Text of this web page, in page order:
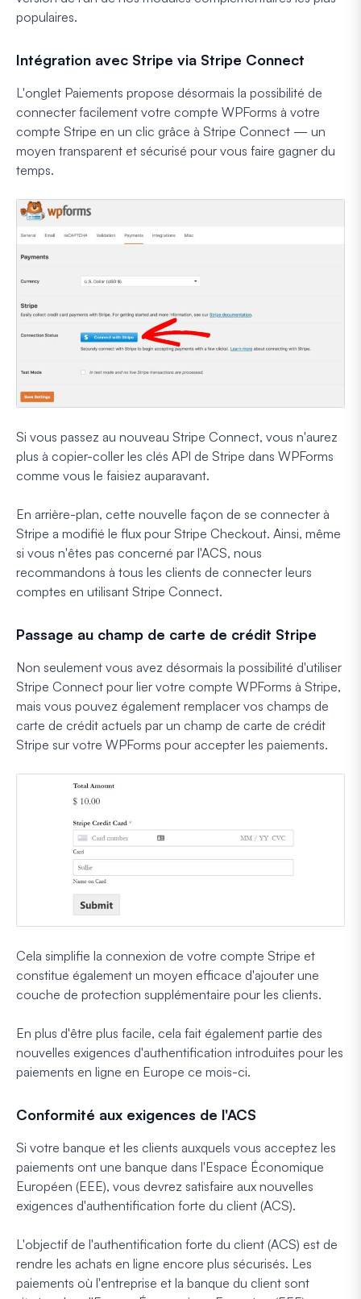
populaires.
Intégration avec Stripe via Stripe Connect
L'onglet Paiements propose désormais la possibilité de
connecter facilement votre compte WPForms à votre
compte Stripe en un clic grâce à Stripe Connect — un
moyen transparent et sécurisé pour vous faire gagner du
temps.
Si vous passez au nouveau Stripe Connect, vous n'aurez
plus à copier-coller les clés API de Stripe dans WPForms
comme vous le faisiez auparavant.
En arrière-plan, cette nouvelle façon de se connecter à
Stripe a modifié le flux pour Stripe Checkout. Ainsi, même
si vous n'êtes pas concerné par l'ACS, nous
recommandons à tous les clients de connecter leurs
comptes en utilisant Stripe Connect.
Passage au champ de carte de crédit Stripe
Non seulement vous avez désormais la possibilité d'utiliser
Stripe Connect pour lier votre compte WPForms à Stripe,
mais vous pouvez également remplacer vos champs de
carte de crédit actuels par un champ de carte de crédit
Stripe sur votre WPForms pour accepter les paiements.
Cela simplifie la connexion de votre compte Stripe et
constitue également un moyen efficace d'ajouter une
couche de protection supplémentaire pour les clients.
En plus d'être plus facile, cela fait également partie des
nouvelles exigences d'authentification introduites pour les
paiements en ligne en Europe ce mois-ci.
Conformité aux exigences de l'ACS
Si votre banque et les clients auxquels vous acceptez les
paiements ont une banque dans l'Espace Économique
Européen (EEE), vous devrez satisfaire aux nouvelles
exigences d'authentification forte du client (ACS).
L'objectif de l'authentification forte du client (ACS) est de
rendre les achats en ligne encore plus sécurisés. Les
paiements où l'entreprise et la banque du client sont